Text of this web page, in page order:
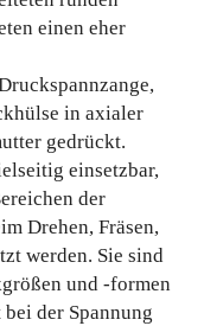
einen eher
in axialer
gedrückt.
einsetzbar,
der
Drehen, Fräsen,
werden. Sie sind
und -formen
der Spannung